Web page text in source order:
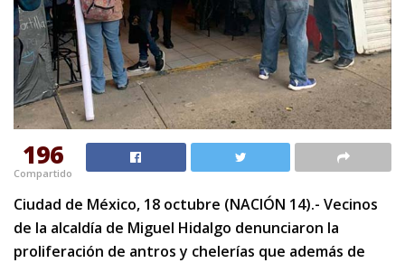
196
Compartido
Ciudad de México, 18 octubre (NACIÓN 14).- Vecinos
de la alcaldía de Miguel Hidalgo denunciaron la
proliferación de antros y chelerías que además de